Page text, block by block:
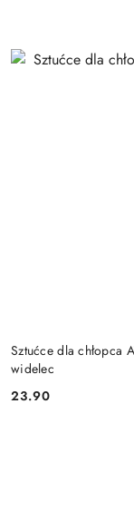
Sztućce dla chłopca
widelec
Cena:
23.90